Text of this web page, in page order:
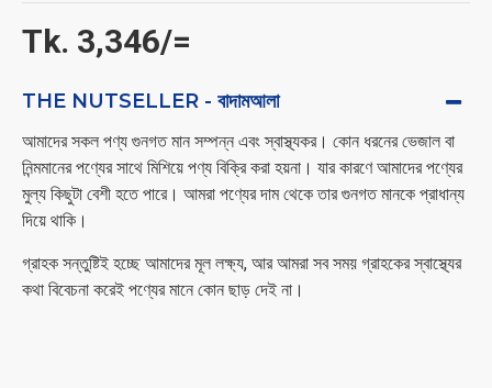
Tk. 3,346/=
THE NUTSELLER - বাদামআলা
আমাদের সকল পণ্য গুনগত মান সম্পন্ন এবং স্বাস্থ্যকর। কোন ধরনের ভেজাল বা
নিন্মমানের পণ্যের সাথে মিশিয়ে পণ্য বিক্রি করা হয়না। যার কারণে আমাদের পণ্যের
মুল্য কিছুটা বেশী হতে পারে। আমরা পণ্যের দাম থেকে তার গুনগত মানকে প্রাধান্য
দিয়ে থাকি।
গ্রাহক সন্তুষ্টিই হচ্ছে আমাদের মূল লক্ষ্য, আর আমরা সব সময় গ্রাহকের স্বাস্থ্যের
কথা বিবেচনা করেই পণ্যের মানে কোন ছাড় দেই না।